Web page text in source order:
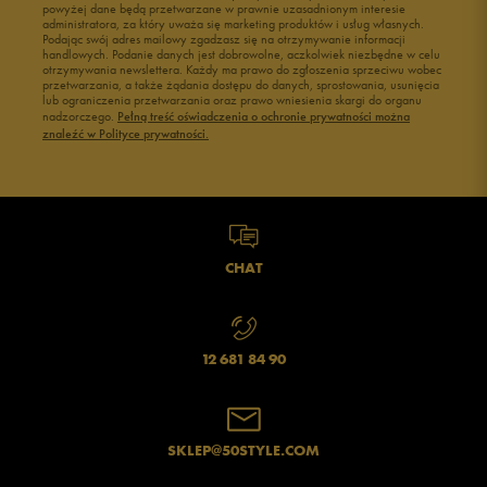
Buty męskie 43
Buty męskie 44
Buty męskie 45
Buty męskie 46
powyżej dane będą przetwarzane w prawnie uzasadnionym interesie
administratora, za który uważa się marketing produktów i usług własnych.
Podając swój adres mailowy zgadzasz się na otrzymywanie informacji
handlowych. Podanie danych jest dobrowolne, aczkolwiek niezbędne w celu
otrzymywania newslettera. Każdy ma prawo do zgłoszenia sprzeciwu wobec
przetwarzania, a także żądania dostępu do danych, sprostowania, usunięcia
lub ograniczenia przetwarzania oraz prawo wniesienia skargi do organu
nadzorczego. Pełną treść oświadczenia o ochronie prywatności można
znaleźć w Polityce prywatności.
CHAT
12 681 84 90
SKLEP@50STYLE.COM